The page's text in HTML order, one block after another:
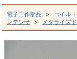
電子工作部品 > コイル
ンデンサ > メタライズド